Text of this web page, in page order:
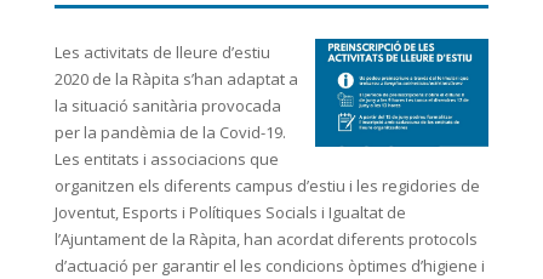
Les activitats de lleure d’estiu
2020 de la Ràpita s’han adaptat a
la situació sanitària provocada
per la pandèmia de la Covid-19.
Les entitats i associacions que
organitzen els diferents campus d’estiu i les regidories de
Joventut, Esports i Polítiques Socials i Igualtat de
l’Ajuntament de la Ràpita, han acordat diferents protocols
d’actuació per garantir el les condicions òptimes d’higiene i